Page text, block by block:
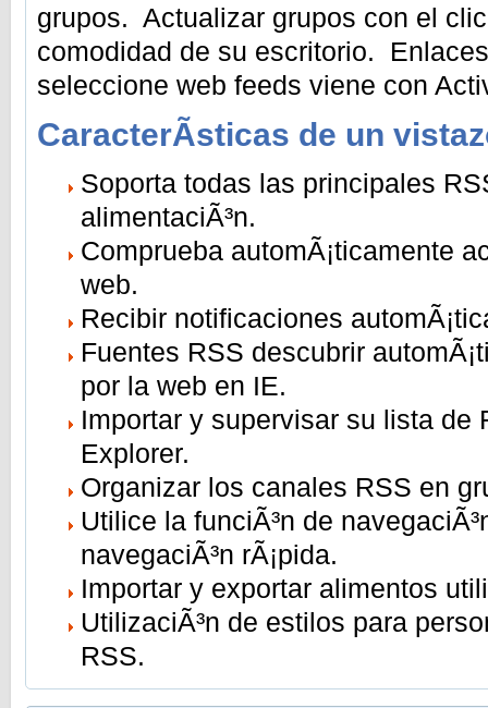
grupos. Actualizar grupos con el
comodidad de su escritorio.
seleccione web feeds viene con
CaracterÃ­sticas de un
Soporta todas las principales
alimentaciÃ³n.
Comprueba automÃ¡ticamente
web.
Recibir notificaciones
Fuentes RSS descubrir
por la web en IE.
Importar y supervisar su lista de
Explorer.
Organizar los canales RSS en
Utilice la funciÃ³n de
navegaciÃ³n rÃ¡pida.
Importar y exportar alimentos
UtilizaciÃ³n de estilos para
RSS.